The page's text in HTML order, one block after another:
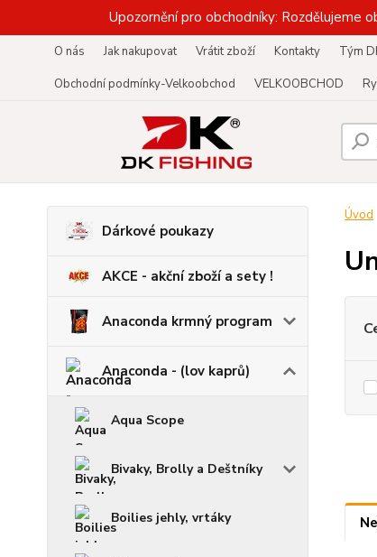
Upozornění pro obchodníky: Rozdělujeme
O nás Jak nakupovat Vrátit zboží Kontakty Tým
Obchodní podmínky-Velkoobchod
VELKOOBCHOD
Dárkové poukazy
AKCE - akční zboží a sety !
Anaconda krmný program
Anaconda - (lov kaprů)
Aqua Scope
Bivaky, Brolly a Deštníky
Boilies jehly, vrtáky
Úvod